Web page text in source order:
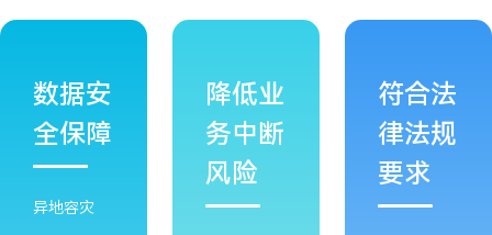
数据安
全保障
异地容灾
降低业
务中断
风险
符合法
律法规
要求